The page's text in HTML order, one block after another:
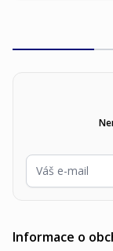
Informace o